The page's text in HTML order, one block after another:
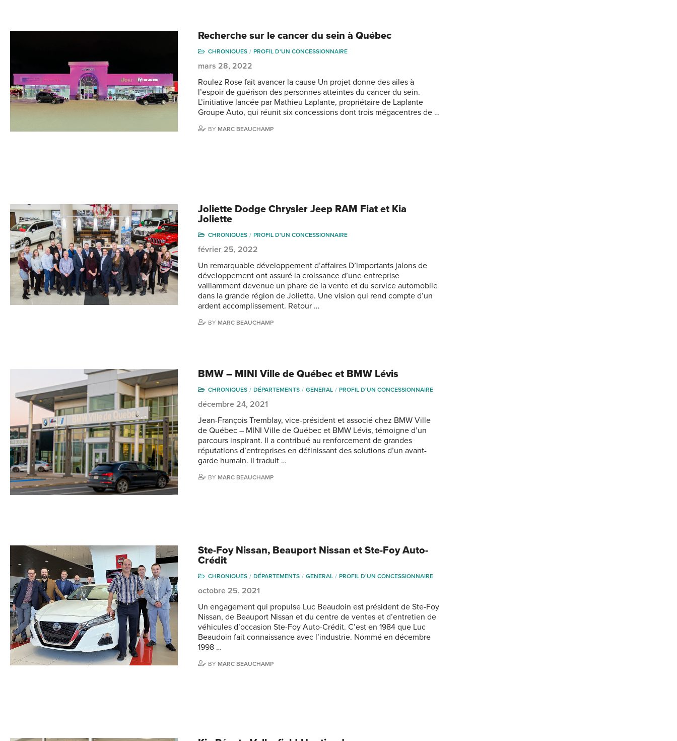
Recherche sur le cancer du sein à Québec
CHRONIQUES PROFIL D'UN CONCESSIONNAIRE
mars 28, 2022
Roulez Rose fait avancer la cause Un projet donne des ailes à
l’espoir de guérison des personnes atteintes du cancer du sein.
L’initiative lancée par Mathieu Laplante, propriétaire de Laplante
Groupe Auto, qui réunit six concessions dont trois mégacentres de …
BY MARC BEAUCHAMP
Joliette Dodge Chrysler Jeep RAM Fiat et Kia
Joliette
CHRONIQUES PROFIL D'UN CONCESSIONNAIRE
février 25, 2022
Un remarquable développement d’affaires D’importants jalons de
développement ont assuré la croissance d’une entreprise
vaillamment devenue un phare de la vente et du service automobile
dans la grande région de Joliette. Une vision qui rend compte d’un
ardent accomplissement. Retour …
BY MARC BEAUCHAMP
BMW – MINI Ville de Québec et BMW Lévis
CHRONIQUES DÉPARTEMENTS GENERAL PROFIL D'UN CONCESSIONNAIRE
décembre 24, 2021
Jean-François Tremblay, vice-président et associé chez BMW Ville
de Québec – MINI Ville de Québec et BMW Lévis, témoigne d’un
parcours inspirant. Il a contribué au renforcement de grandes
réputations d’entreprises en définissant des solutions d’un avant-
garde humain. Il traduit …
BY MARC BEAUCHAMP
Ste-Foy Nissan, Beauport Nissan et Ste-Foy Auto-
Crédit
CHRONIQUES DÉPARTEMENTS GENERAL PROFIL D'UN CONCESSIONNAIRE
octobre 25, 2021
Un engagement qui propulse Luc Beaudoin est président de Ste-Foy
Nissan, de Beauport Nissan et du centre de ventes et d’entretien de
véhicules d’occasion Ste-Foy Auto-Crédit. C’est en 1984 que Luc
Beaudoin fait connaissance avec l’industrie. Nommé en décembre
1998 …
BY MARC BEAUCHAMP